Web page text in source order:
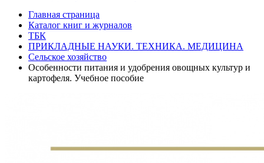
Главная страница
Каталог книг и журналов
ТБК
ПРИКЛАДНЫЕ НАУКИ. ТЕХНИКА. МЕДИЦИНА
Сельское хозяйство
Особенности питания и удобрения овощных культур и
картофеля. Учебное пособие